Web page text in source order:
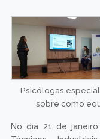
Psicólogas
sobre como
No dia 21 de